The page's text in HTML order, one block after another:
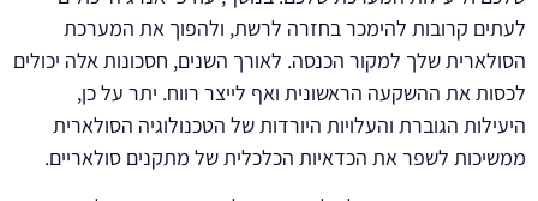
לעתים קרובות להימכר בחזרה לרשת, ולהפוך את המערכת
הסולארית שלך למקור הכנסה. לאורך השנים, חסכונות אלה יכולים
לכסות את ההשקעה הראשונית ואף לייצר רווח. יתר על כן,
היעילות הגוברת והעלויות היורדות של הטכנולוגיה הסולארית
ממשיכות לשפר את הכדאיות הכלכלית של מתקנים סולאריים.